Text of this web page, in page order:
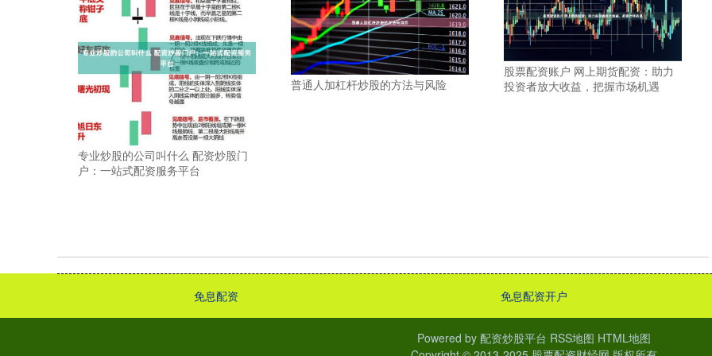
专业炒股的公司叫什么 配资炒股门
户：一站式配资服务平台
普通人加杠杆炒股的方法与风险
股票配资账户 网上期货配资：助力
投资者放大收益，把握市场机遇
免息配资 免息配资开户
Powered by 配资炒股平台 RSS地图 HTML地图